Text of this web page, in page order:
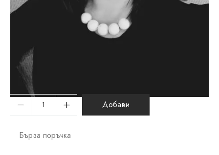
Добави
Бърза поръчка